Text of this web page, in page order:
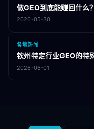
做GEO到底能赚回什么
2026-05-30
各地新闻
钦州特定行业GEO的特
2026-06-01